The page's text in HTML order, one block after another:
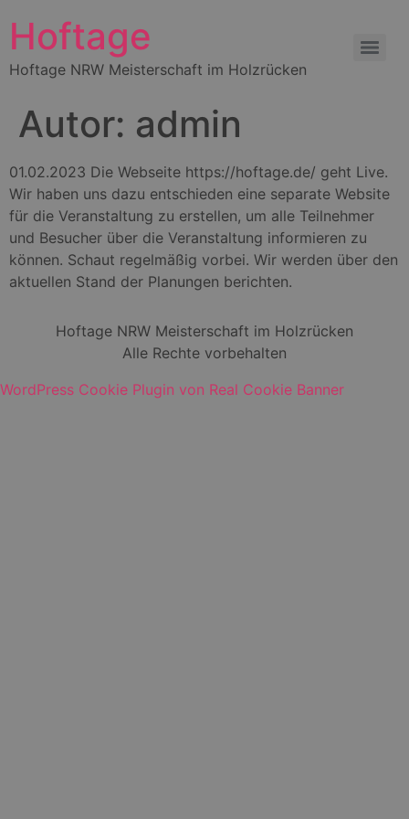
Hoftage
Hoftage NRW Meisterschaft im Holzrücken
Autor: admin
01.02.2023 Die Webseite https://hoftage.de/ geht Live.
Wir haben uns dazu entschieden eine separate Website
für die Veranstaltung zu erstellen, um alle Teilnehmer
und Besucher über die Veranstaltung informieren zu
können. Schaut regelmäßig vorbei. Wir werden über den
aktuellen Stand der Planungen berichten.
Hoftage NRW Meisterschaft im Holzrücken
Alle Rechte vorbehalten
WordPress Cookie Plugin von Real Cookie Banner